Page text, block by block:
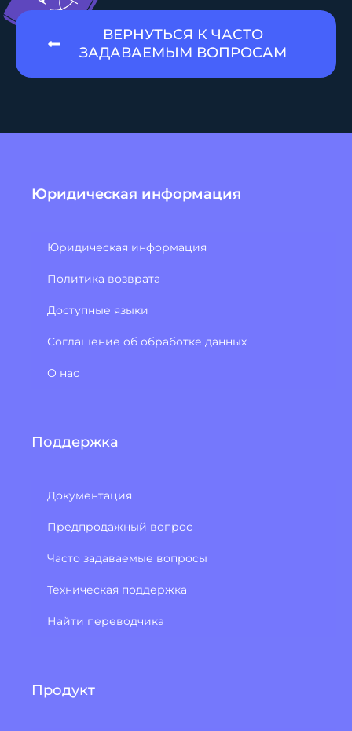
ВЕРНУТЬСЯ К ЧАСТО
ЗАДАВАЕМЫМ ВОПРОСАМ
Юридическая информация
Юридическая информация
Политика возврата
Доступные языки
Соглашение об обработке данных
О нас
Поддержка
Документация
Предпродажный вопрос
Часто задаваемые вопросы
Техническая поддержка
Найти переводчика
Продукт